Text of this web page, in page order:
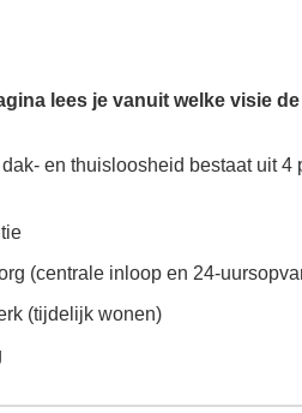
lees je vanuit welke visie
en thuisloosheid bestaat uit 4
(centrale inloop en 24-
(tijdelijk wonen)